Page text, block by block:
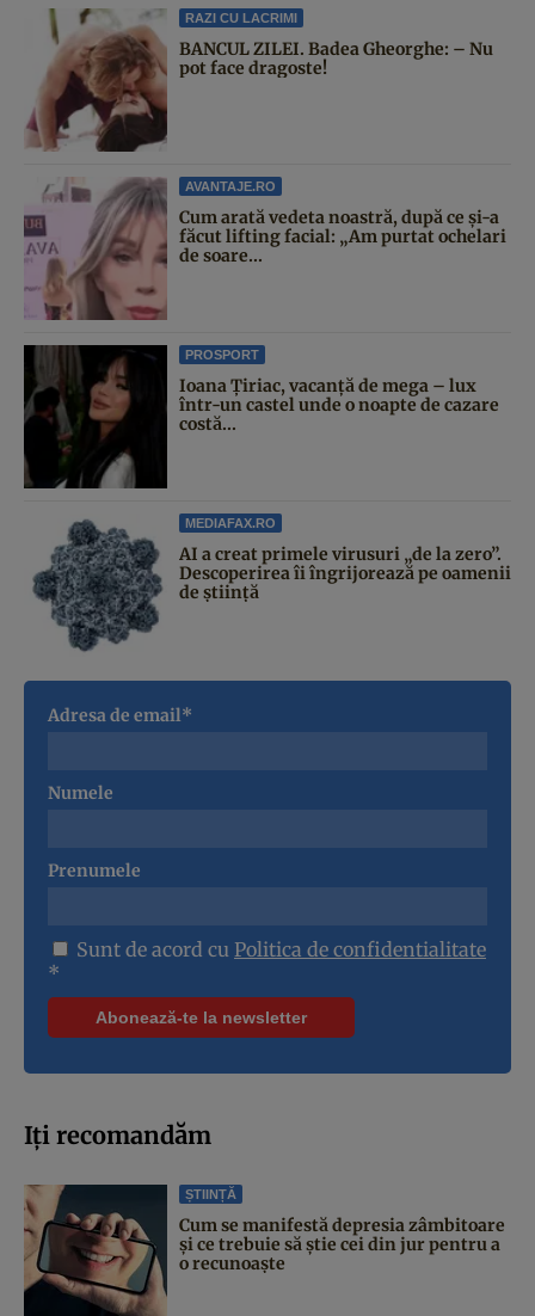
RAZI CU LACRIMI
BANCUL ZILEI. Badea Gheorghe: – Nu
pot face dragoste!
AVANTAJE.RO
Cum arată vedeta noastră, după ce și-a
făcut lifting facial: „Am purtat ochelari
de soare...
PROSPORT
Ioana Țiriac, vacanță de mega – lux
într-un castel unde o noapte de cazare
costă...
MEDIAFAX.RO
AI a creat primele virusuri „de la zero”.
Descoperirea îi îngrijorează pe oamenii
de știință
Adresa de email*
Numele
Prenumele
Sunt de acord cu Politica de confidentialitate
*
Iți recomandăm
ȘTIINȚĂ
Cum se manifestă depresia zâmbitoare
și ce trebuie să știe cei din jur pentru a
o recunoaște